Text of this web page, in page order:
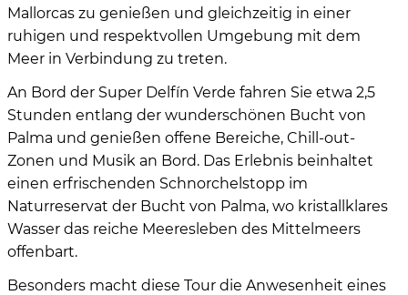
Mallorcas zu genießen und gleichzeitig in einer
ruhigen und respektvollen Umgebung mit dem
Meer in Verbindung zu treten.
An Bord der Super Delfín Verde fahren Sie etwa 2,5
Stunden entlang der wunderschönen Bucht von
Palma und genießen offene Bereiche, Chill-out-
Zonen und Musik an Bord. Das Erlebnis beinhaltet
einen erfrischenden Schnorchelstopp im
Naturreservat der Bucht von Palma, wo kristallklares
Wasser das reiche Meeresleben des Mittelmeers
offenbart.
Besonders macht diese Tour die Anwesenheit eines